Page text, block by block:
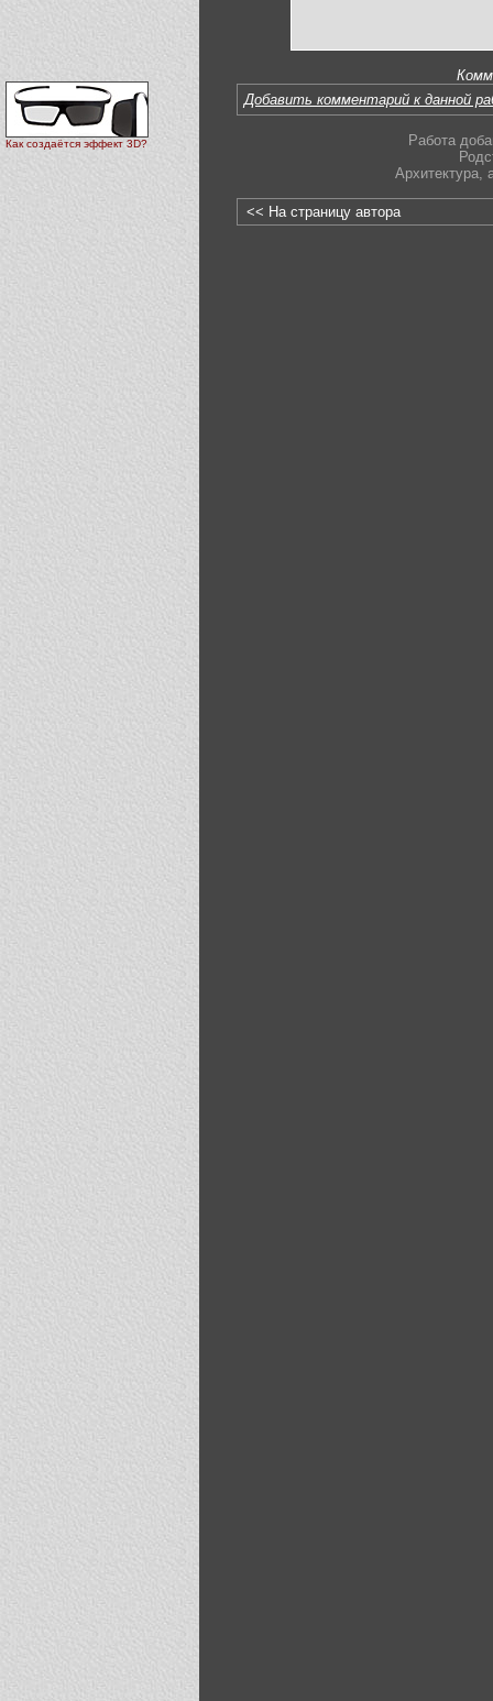
Как создаётся эффект 3D?
Добавить комментарий к данной
Работа
Архитектура,
<< На страницу автора